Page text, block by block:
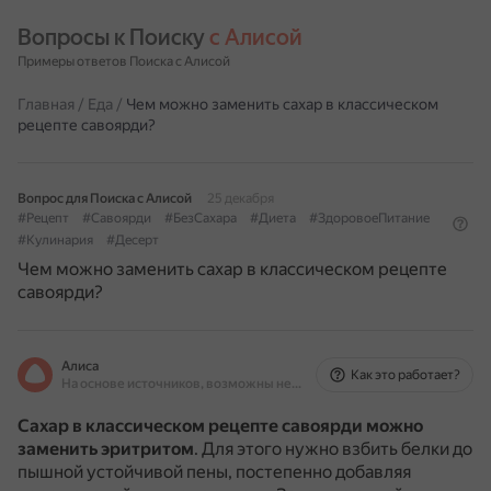
Вопросы к Поиску с Алисой
Примеры ответов Поиска с Алисой
Главная / Еда / Чем можно заменить сахар в классическом
рецепте савоярди?
Вопрос для Поиска с Алисой
25 декабря
#Рецепт
#Савоярди #БезСахара #Диета
#ЗдоровоеПитание
#Кулинария
#Десерт
Чем можно заменить сахар в классическом рецепте
савоярди?
Алиса
На основе источников, возможны неточности
Как это работает?
Сахар в классическом рецепте савоярди можно
заменить эритритом. Для этого нужно взбить белки до
пышной устойчивой пены, постепенно добавляя